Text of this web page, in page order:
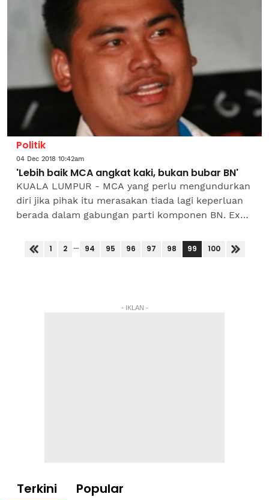
Politik
04 Dec 2018 10:42am
'Lebih baik MCA angkat kaki, bukan bubar BN'
KUALA LUMPUR - MCA yang perlu mengundurkan
diri jika pihak itu merasakan tiada lagi keperluan
berada dalam gabungan parti komponen BN. Exco
Mokhtarrudin berkata,...
1 2 ... 94 95 96 97 98 99 100
- IKLAN -
Terkini Popular